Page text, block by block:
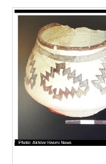
بانک، بیمه و سرمایه
مسکن و ساختمان